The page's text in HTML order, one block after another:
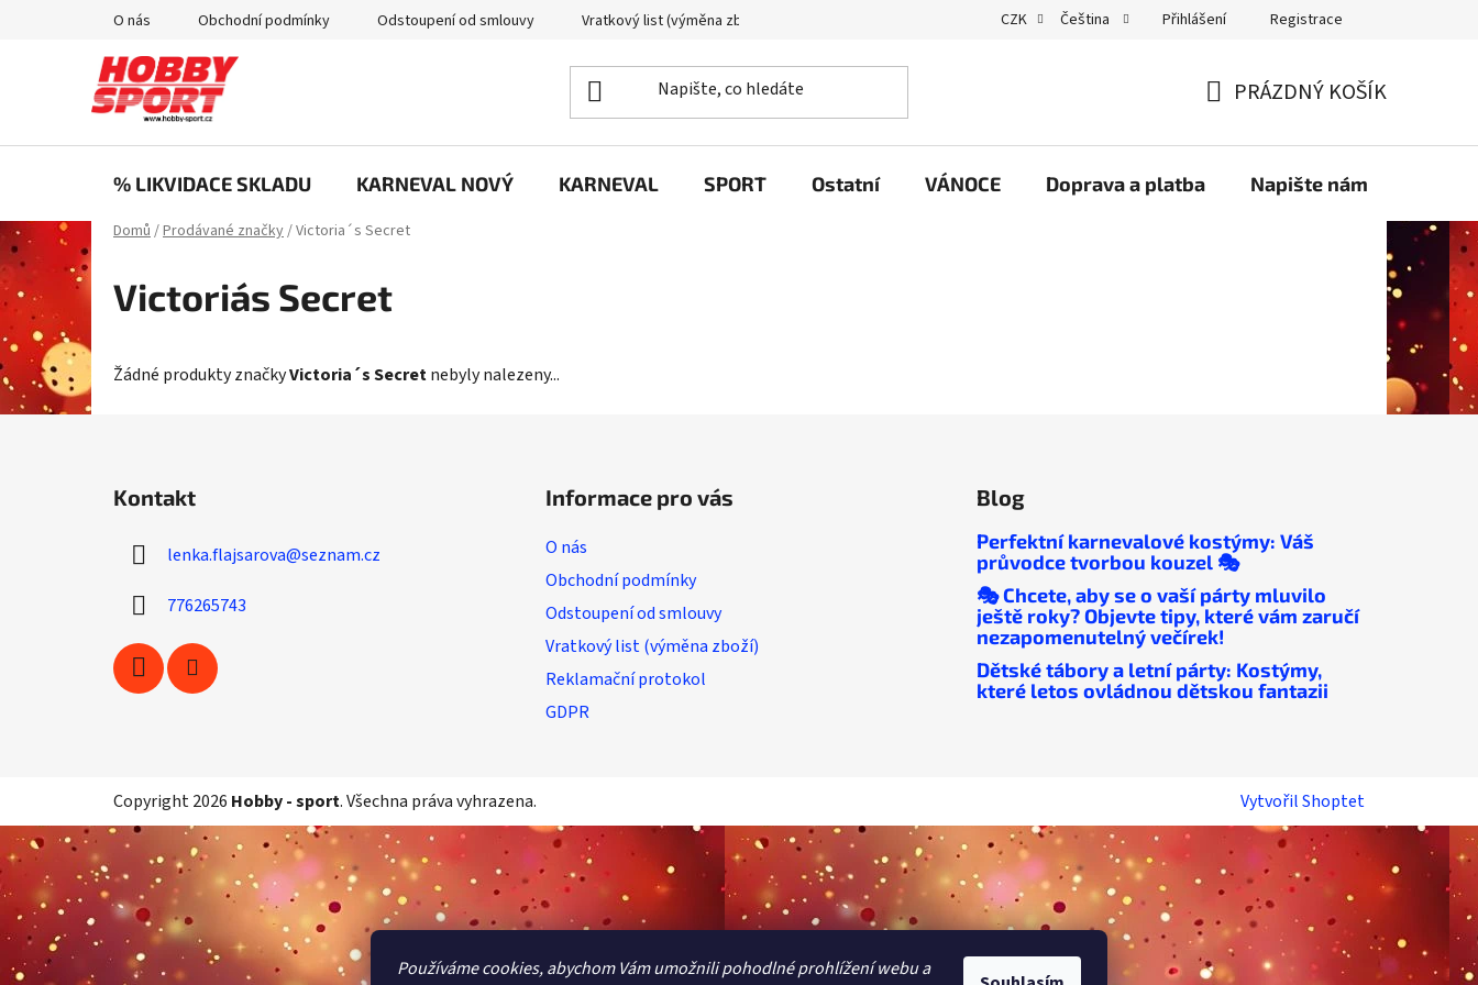
Používáme cookies, abychom Vám umožnili pohodlné prohlížení webu a
O nás Obchodní podmínky Odstoupení od smlouvy Vratkový list (výměna zboží) GDPR
CZK Čeština Přihlášení Registrace
KOŠÍK
PRÁZDNÝ KOŠÍK
% LIKVIDACE SKLADU KARNEVAL NOVÝ KARNEVAL SPORT Ostatní VÁNOCE Doprava a platba Napište nám
Domů/Prodávané značky/Victoria´s Secret
Victoria´s Secret
Žádné produkty značkyVictoria´s Secretnebyly nalezeny...
Kontakt
lenka.flajsarova@seznam.cz
776265743
Informace pro vás
O nás
Obchodní podmínky
Odstoupení od smlouvy
Vratkový list (výměna zboží)
Reklamační protokol
GDPR
Blog
Perfektní karnevalové kostýmy: Váš
průvodce tvorbou kouzel 🎭
🎭 Chcete, aby se o vaší párty mluvilo
ještě roky? Objevte tipy, které vám zaručí
nezapomenutelný večírek!
Dětské tábory a letní párty: Kostýmy,
které letos ovládnou dětskou fantazii
Vytvořil Shoptet
Copyright 2026 Hobby - sport. Všechna práva vyhrazena.